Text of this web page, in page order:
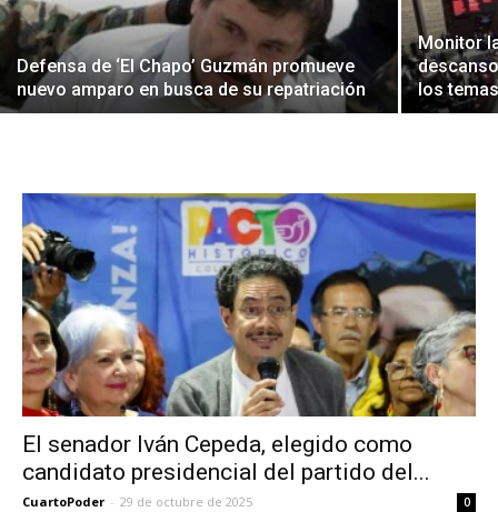
Defensa de ‘El Chapo’ Guzmán promueve
nuevo amparo en busca de su repatriación
Monitor
los
El senador Iván Cepeda, elegido como
candidato presidencial del partido del...
CuartoPoder - 29 de octubre de 2025 0